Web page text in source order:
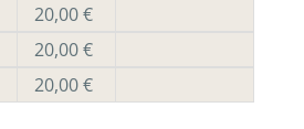
20,00 €
20,00 €
20,00 €